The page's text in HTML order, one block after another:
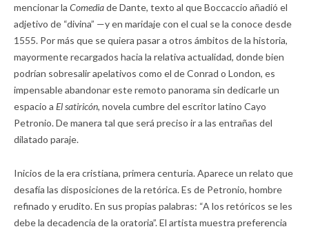
mencionar la Comediade Dante, texto al que Boccaccio añadió el
adjetivo de “divina” —y en maridaje con el cual se la conoce desde
1555. Por más que se quiera pasar a otros ámbitos de la historia,
mayormente recargados hacia la relativa actualidad, donde bien
podrían sobresalir apelativos como el de Conrad o London, es
impensable abandonar este remoto panorama sin dedicarle un
espacio a El satiricón, novela cumbre del escritor latino Cayo
Petronio. De manera tal que será preciso ir a las entrañas del
dilatado paraje.
Inicios de la era cristiana, primera centuria. Aparece un relato que
desafía las disposiciones de la retórica. Es de Petronio, hombre
refinado y erudito. En sus propias palabras: “A los retóricos se les
debe la decadencia de la oratoria”. El artista muestra preferencia